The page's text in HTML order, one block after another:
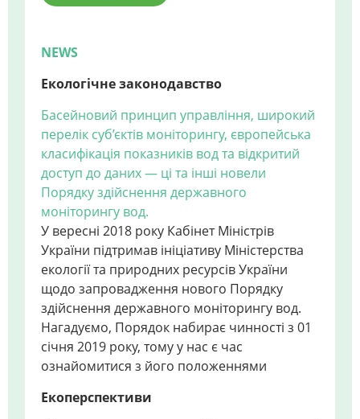
NEWS
Екологічне законодавство
Басейновий принцип управління, широкий
перелік суб’єктів моніторингу, європейська
класифікація показників вод та відкритий
доступ до даних — ці та інші новели
Порядку здійснення державного
моніторингу вод.
У вересні 2018 року Кабінет Міністрів
України підтримав ініціативу Міністерства
екології та природних ресурсів України
щодо запровадження нового Порядку
здійснення державного моніторингу вод.
Нагадуємо, Порядок набирає чинності з 01
січня 2019 року, тому у нас є час
ознайомитися з його положеннями
Екоперспективи